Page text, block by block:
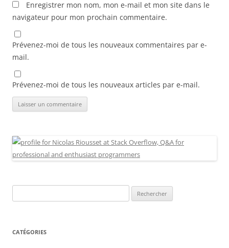
Enregistrer mon nom, mon e-mail et mon site dans le
navigateur pour mon prochain commentaire.
Prévenez-moi de tous les nouveaux commentaires par e-
mail.
Prévenez-moi de tous les nouveaux articles par e-mail.
CATÉGORIES